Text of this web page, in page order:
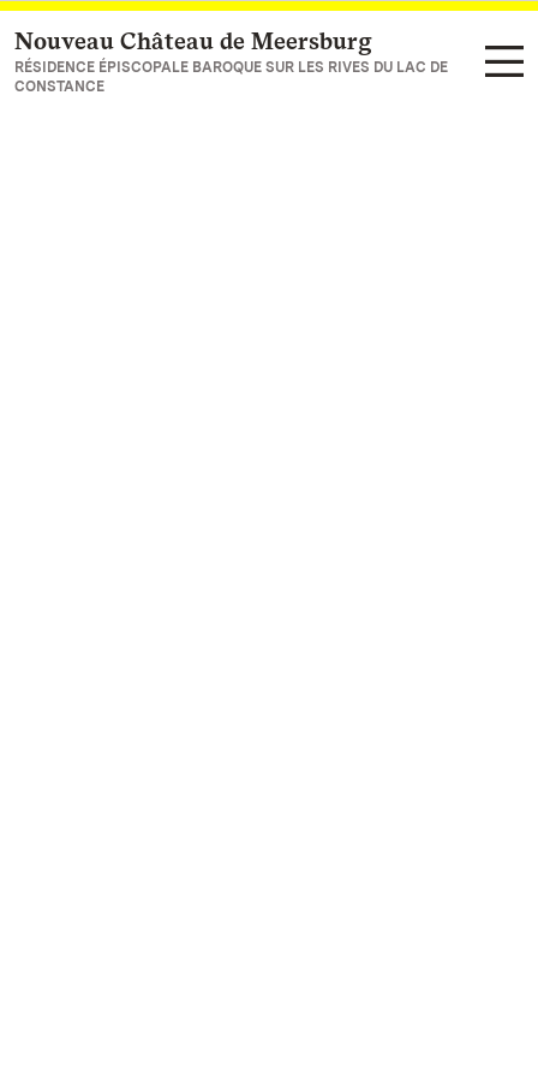
Vers la page d’accueil
Nouveau Château de Meersburg
RÉSIDENCE ÉPISCOPALE BAROQUE SUR LES RIVES DU LAC DE
CONSTANCE